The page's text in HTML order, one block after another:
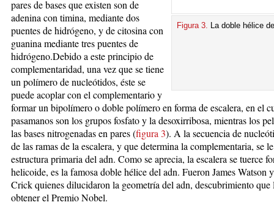
Figura 3. La doble hélice
pares de bases que existen son de
adenina con timina, mediante dos
puentes de hidrógeno, y de citosina con
guanina mediante tres puentes de
hidrógeno.Debido a este principio de
complementaridad, una vez que se tiene
un polímero de nucleótidos, éste se
puede acoplar con el complementario y
formar un bipolímero o doble polímero en forma de escalera, en el
pasamanos son los grupos fosfato y la desoxirribosa, mientras los
las bases nitrogenadas en pares (figura 3). A la secuencia de
de las ramas de la escalera, y que determina la complementaria, se
estructura primaria del adn. Como se aprecia, la escalera se tuerce
helicoide, es la famosa doble hélice del adn. Fueron James Watson
Crick quienes dilucidaron la geometría del adn, descubrimiento que
obtener el Premio Nobel.